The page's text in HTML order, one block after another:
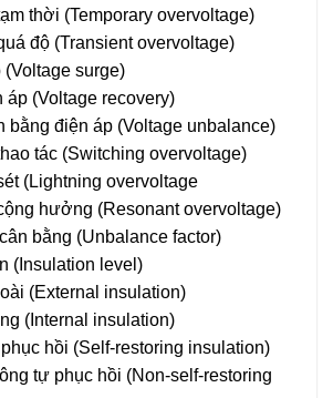
thời (Temporary overvoltage)
độ (Transient overvoltage)
surge)
áp (Voltage recovery)
bằng điện áp (Voltage unbalance)
tác (Switching overvoltage)
(Lightning overvoltage
hưởng (Resonant overvoltage)
bằng (Unbalance factor)
(Insulation level)
(External insulation)
(Internal insulation)
hồi (Self-restoring insulation)
tự phục hồi (Non-self-restoring